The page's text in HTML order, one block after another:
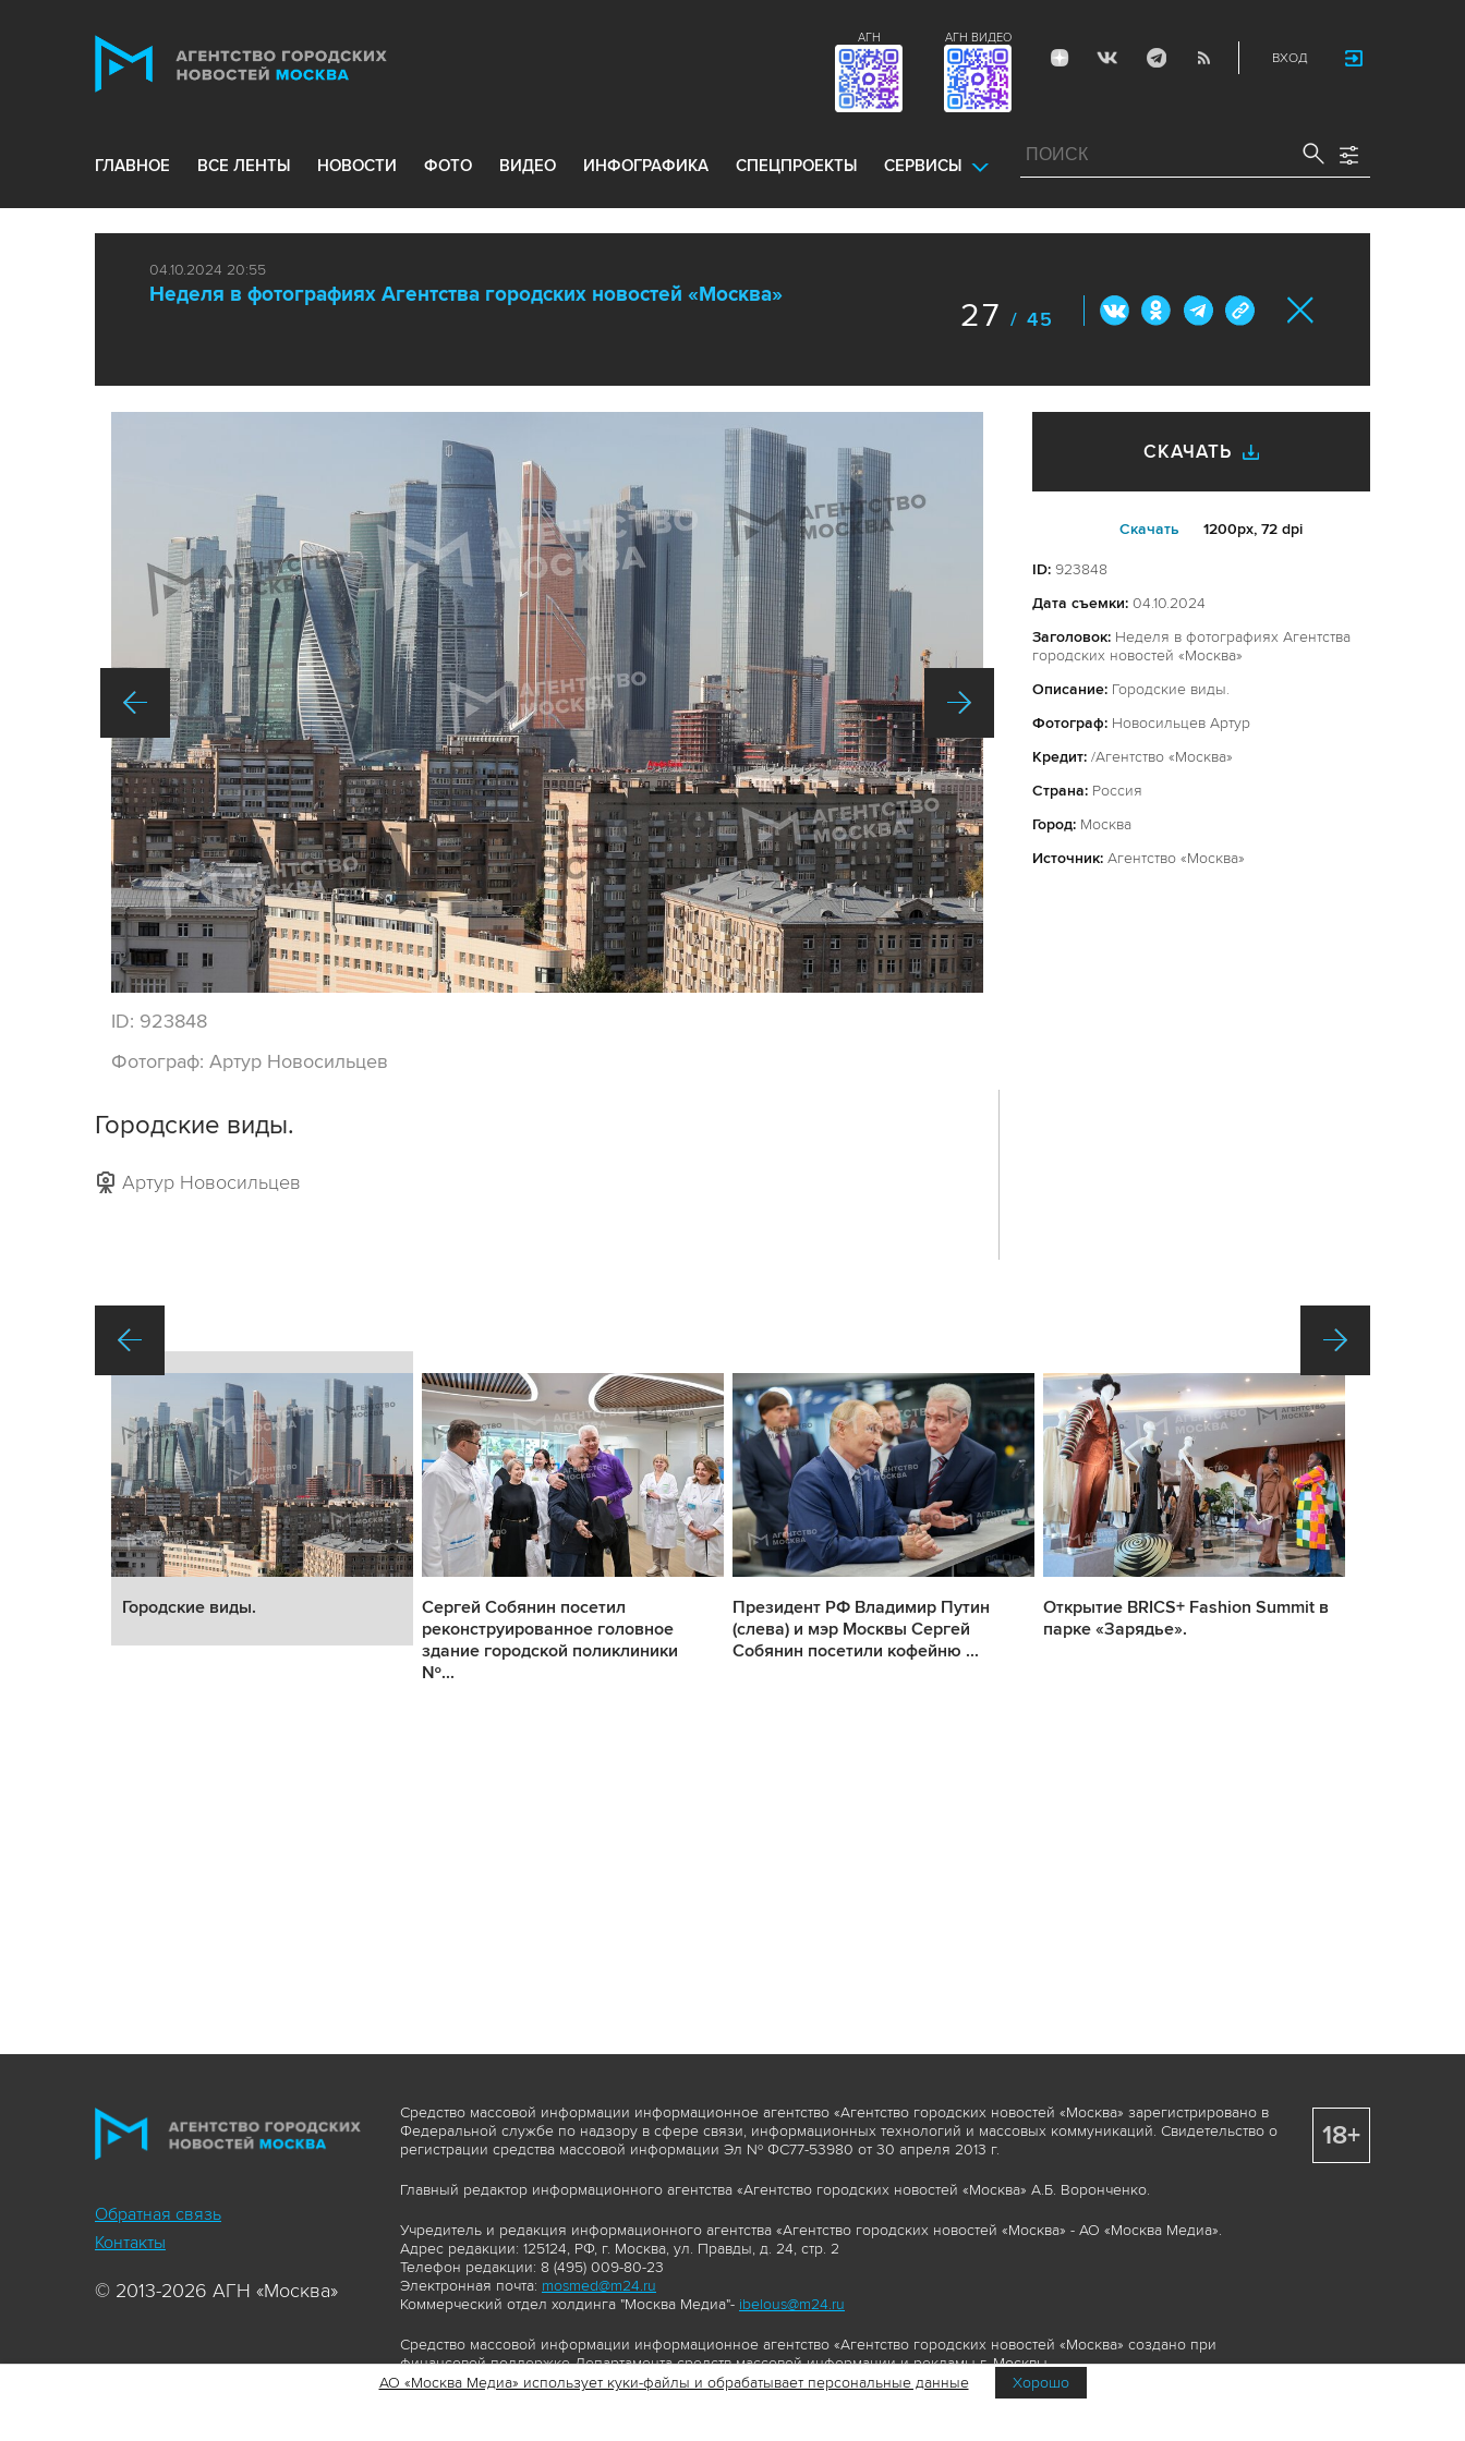
ВХОД
АГН ВИДЕО
АГН
ГЛАВНОЕ ВСЕ ЛЕНТЫ НОВОСТИ ФОТО ВИДЕО ИНФОГРАФИКА СПЕЦПРОЕКТЫ СЕРВИСЫ
04.10.2024 20:55
Неделя в фотографиях Агентства городских новостей «Москва»
27 / 45
ID: 923848
Фотограф: Артур Новосильцев
СКАЧАТЬ
Cкачать 1200px, 72 dpi
ID: 923848
Дата съемки: 04.10.2024
Заголовок: Неделя в фотографиях Агентства
городских новостей «Москва»
Описание: Городские виды.
Фотограф: Новосильцев Артур
Кредит: /Агентство «Москва»
Страна: Россия
Город: Москва
Источник: Агентство «Москва»
Городские виды.
Артур Новосильцев
Городские виды.
Сергей Собянин посетил
реконструированное головное
здание городской поликлиники
№...
Президент РФ Владимир Путин
(слева) и мэр Москвы Сергей
Собянин посетили кофейню ...
Открытие BRICS+ Fashion Summit в
парке «Зарядье».
Обратная связь
Контакты
© 2013-2026 АГН «Москва»
Средство массовой информации информационное агентство «Агентство городских новостей «Москва» зарегистрировано в
Федеральной службе по надзору в сфере связи, информационных технологий и массовых коммуникаций. Свидетельство о
регистрации средства массовой информации Эл № ФС77-53980 от 30 апреля 2013 г.
Главный редактор информационного агентства «Агентство городских новостей «Москва» А.Б. Воронченко.
Учредитель и редакция информационного агентства «Агентство городских новостей «Москва» - АО «Москва Медиа».
Адрес редакции: 125124, РФ, г. Москва, ул. Правды, д. 24, стр. 2
Телефон редакции: 8 (495) 009-80-23
Электронная почта: mosmed@m24.ru
Коммерческий отдел холдинга "Москва Медиа"- ibelous@m24.ru
Средство массовой информации информационное агентство «Агентство городских новостей «Москва» создано при
финансовой поддержке Департамента средств массовой информации и рекламы г. Москвы.
Сайт https://www.mskagency.ru содержит материалы, товарные знаки и иные охраняемые элементы, включая, но, не
18+
АО «Москва Медиа» использует куки-файлы и обрабатывает персональные данные Хорошо